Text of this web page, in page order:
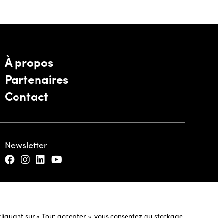
sur « Tout accepter », vous consentez au stockage,
À propos
Partenaires
Contact
Newsletter